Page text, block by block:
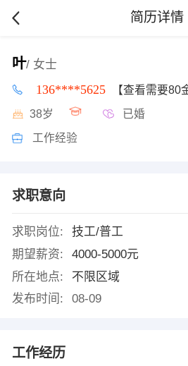
简历详情
叶/ 女士
136****5625 【查看需要80
38岁 已婚
工作经验
求职意向
求职岗位:
技工/普工
期望薪资:
4000-5000元
所在地点:
不限区域
发布时间:
08-09
工作经历